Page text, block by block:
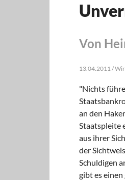
Von
13.04.2011 /
"Nichts
an den
Staatspleite
aus ihrer
der
Schuldigen
gibt es